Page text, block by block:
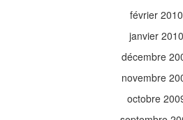
février 2010
janvier 2010
décembre
novembre
octobre